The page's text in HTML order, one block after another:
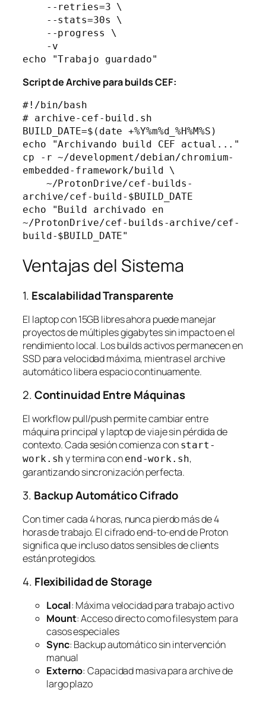
Script de Archive para builds CEF:
#!/bin/bash
# archive-cef-build.sh
BUILD_DATE=$(date +%Y%m%d_%H%M%S)
echo "Archivando build CEF actual..."
cp -r ~/development/debian/chromium-
embedded-framework/build \
archive/cef-build-$BUILD_DATE
echo "Build archivado en
~/ProtonDrive/cef-builds-archive/cef-
Ventajas del Sistema
1. Escalabilidad Transparente
El laptop con 15GB libres ahora puede manejar
proyectos de múltiples gigabytes sin impacto en el
rendimiento local. Los builds activos permanecen en
SSD para velocidad máxima, mientras el archive
automático libera espacio continuamente.
2.Continuidad Entre Máquinas
El workflow pull/push permite cambiar entre
máquina principal y laptop de viaje sin pérdida de
contexto. Cada sesión comienza con start-
work.sh y termina con end-work.sh,
garantizando sincronización perfecta.
3. Backup Automático Cifrado
Con timer cada 4 horas, nunca pierdo más de 4
horas de trabajo. El cifrado end-to-end de Proton
significa que incluso datos sensibles de clients
están protegidos.
4. Flexibilidad de Storage
Local: Máxima velocidad para trabajo activo
Mount: Acceso directo como filesystem para
casos especiales
Sync: Backup automático sin intervención
manual
Externo: Capacidad masiva para archive de
largo plazo